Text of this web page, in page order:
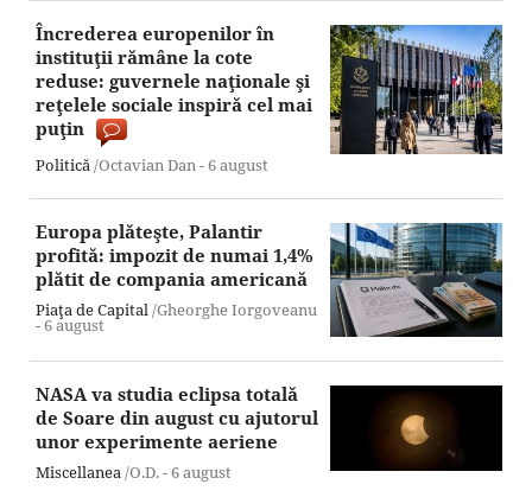
Încrederea europenilor în
instituţii rămâne la cote
reduse: guvernele naţionale şi
reţelele sociale inspiră cel mai
puţin
Politică/Octavian Dan -6 august
Europa plăteşte, Palantir
profită: impozit de numai 1,4%
plătit de compania americană
Piaţa de Capital/Gheorghe Iorgoveanu
-6 august
NASA va studia eclipsa totală
de Soare din august cu ajutorul
unor experimente aeriene
Miscellanea/O.D. -6 august